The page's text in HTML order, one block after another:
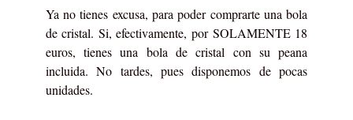
Ya no tienes excusa, para poder comprarte una bola
de cristal. Si, efectivamente, por SOLAMENTE 18
euros, tienes una bola de cristal con su peana
incluida. No tardes, pues disponemos de pocas
unidades.